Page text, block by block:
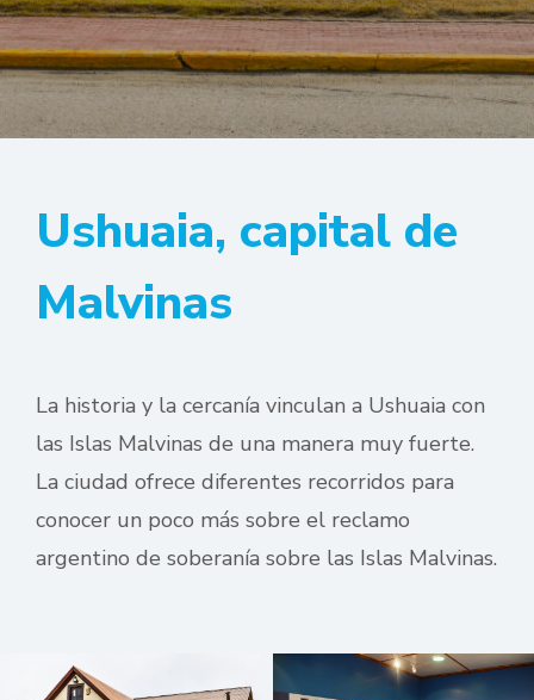
Ushuaia, capital de
Malvinas
La historia y la cercanía vinculan a Ushuaia con
las Islas Malvinas de una manera muy fuerte.
La ciudad ofrece diferentes recorridos para
conocer un poco más sobre el reclamo
argentino de soberanía sobre las Islas Malvinas.